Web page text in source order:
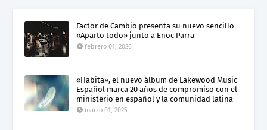
Factor de Cambio presenta su nuevo sencillo
«Aparto todo» junto a Enoc Parra
febrero 01, 2026
«Habita», el nuevo álbum de Lakewood Music
Español marca 20 años de compromiso con el
ministerio en español y la comunidad latina
marzo 01, 2025